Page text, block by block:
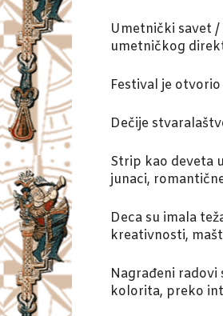
Umetnički savet /
umetničkog
Festival je
Dečije
Strip kao deveta
junaci,
Deca su imala
kreativnosti,
Nagrađeni
kolorita, preko